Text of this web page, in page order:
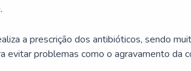
a prescrição dos antibióticos, sendo
evitar problemas como o agravamento da